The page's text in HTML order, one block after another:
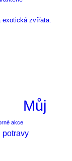
exotická zvířata.
Můj
akce
potravy